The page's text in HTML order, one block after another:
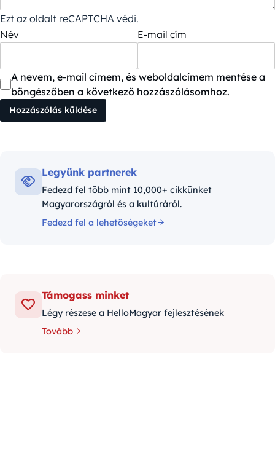
Ezt az oldalt reCAPTCHA védi.
Név
E-mail cím
A nevem, e-mail címem, és weboldalcímem mentése a
böngészőben a következő hozzászólásomhoz.
Legyünk partnerek
Fedezd fel több mint 10,000+ cikkünket
Magyarországról és a kultúráról.
Fedezd fel a lehetőségeket
Támogass minket
Légy részese a HelloMagyar fejlesztésének
Tovább